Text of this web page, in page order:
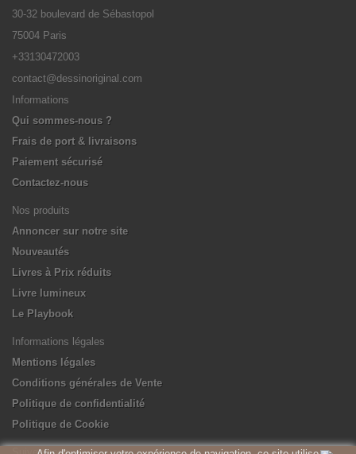
30-32 boulevard de Sébastopol
75004 Paris
+33130472003
contact@dessinoriginal.com
Informations
Qui sommes-nous ?
Frais de port & livraisons
Paiement sécurisé
Contactez-nous
Nos produits
Annoncer sur notre site
Nouveautés
Livres à Prix réduits
Livre lumineux
Le Playbook
Informations légales
Mentions légales
Conditions générales de Vente
Politique de confidentialité
Politique de Cookie